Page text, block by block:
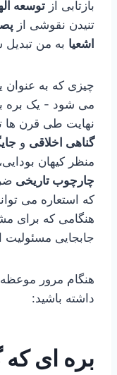
بازتابی از توسعه
تنیدن نقوشی از
اشعیا به من
چیزی که به عنوان
می شود - یک بره
نهایت طی قرن ها
گناهی اخلاقی و
منظر کیهان
چارچوب تاریخی
که استعاره می
هنگامی که برای
جابجایی
هنگام مرور
داشته باشید:
بره ای که